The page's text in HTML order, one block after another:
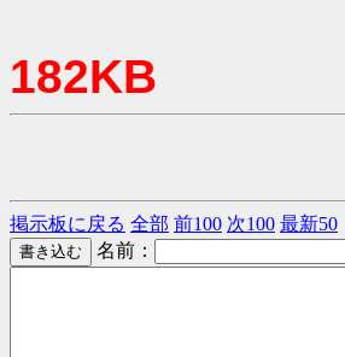
182KB
掲示板に戻る 全部 前100 次100 最新50
名前：